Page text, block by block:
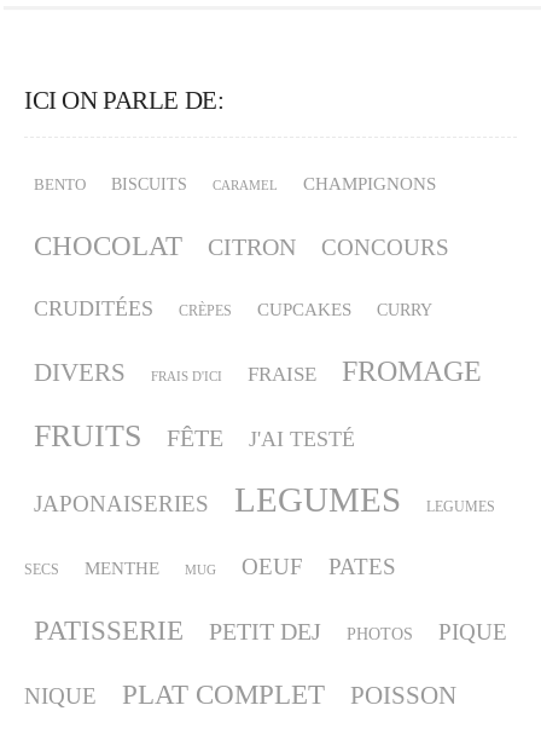
ICI ON PARLE DE:
BENTO BISCUITS CARAMEL CHAMPIGNONS
CHOCOLAT CITRON CONCOURS
CRUDITÉES CRÈPES CUPCAKES CURRY
DIVERS FRAIS D'ICI FRAISE FROMAGE
FRUITS FÊTE J'AI TESTÉ
JAPONAISERIES LEGUMES LEGUMES
SECS MENTHE MUG OEUF PATES
PATISSERIE PETIT DEJ PHOTOS PIQUE
NIQUE PLAT COMPLET POISSON